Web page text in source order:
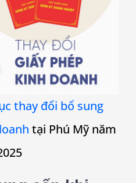
thay đổi bổ sung
tại Phú Mỹ năm